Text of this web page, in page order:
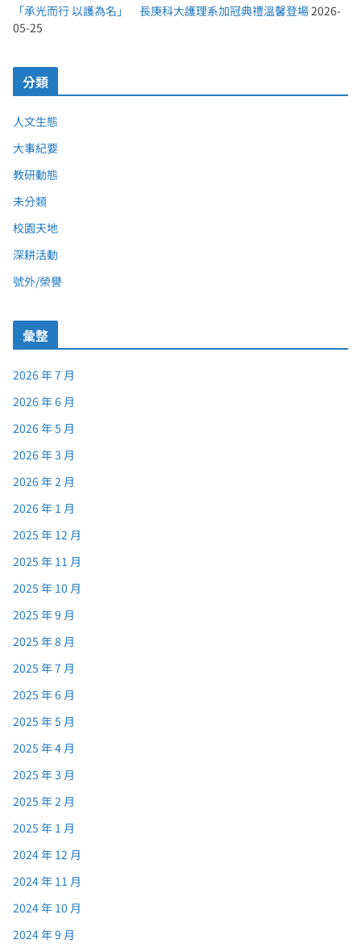
「承光而行 以護為名」 長庚科大護理系加冠典禮溫馨登場2026-
05-25
分類
人文生態
大事紀要
教研動態
未分類
校園天地
深耕活動
號外/榮譽
彙整
2026 年 7 月
2026 年 6 月
2026 年 5 月
2026 年 3 月
2026 年 2 月
2026 年 1 月
2025 年 12 月
2025 年 11 月
2025 年 10 月
2025 年 9 月
2025 年 8 月
2025 年 7 月
2025 年 6 月
2025 年 5 月
2025 年 4 月
2025 年 3 月
2025 年 2 月
2025 年 1 月
2024 年 12 月
2024 年 11 月
2024 年 10 月
2024 年 9 月